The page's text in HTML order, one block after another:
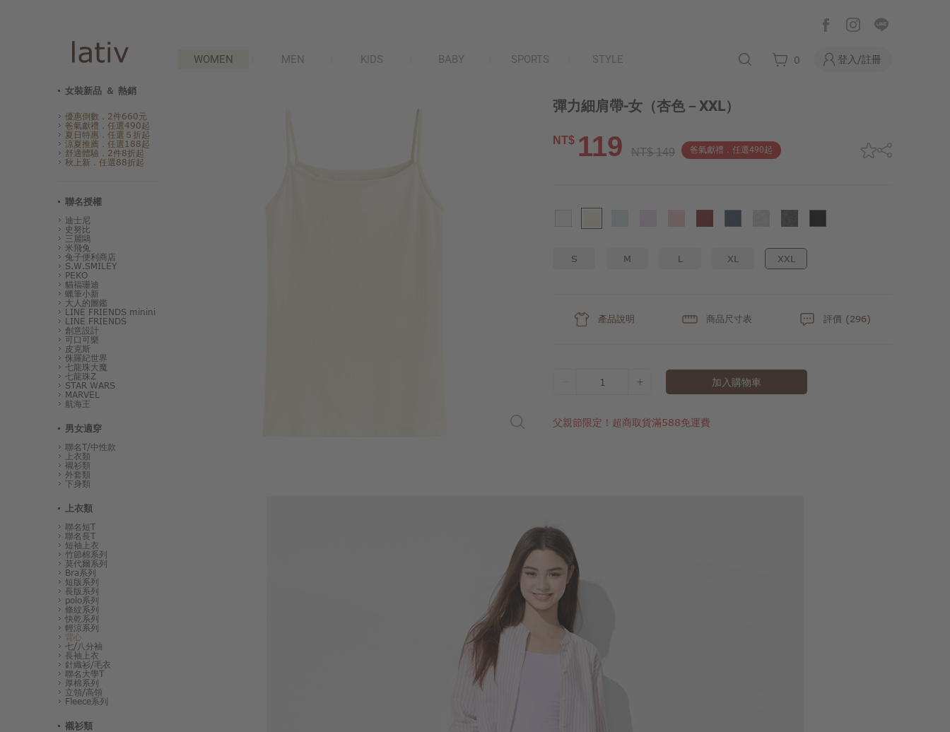
WOMEN MEN KIDS BABY SPORTS STYLE 0 登入/註冊
女裝新品 ＆ 熱銷
優惠倒數．2件660元
爸氣獻禮．任選490起
夏日特惠．任選５折起
涼夏推薦．任選188起
舒適體驗．2件8折起
秋上新．任選88折起
聯名授權
迪士尼
史努比
三麗鷗
米飛兔
兔子便利商店
S.W.SMILEY
PEKO
貓福珊迪
蠟筆小新
大人的圖鑑
LINE FRIENDS minini
LINE FRIENDS
創意設計
可口可樂
皮克斯
侏羅紀世界
七龍珠大魔
七龍珠Z
STAR WARS
MARVEL
航海王
男女適穿
聯名T/中性款
上衣類
襯衫類
外套類
下身類
上衣類
聯名短T
聯名長T
短袖上衣
竹節棉系列
莫代爾系列
Bra系列
短版系列
長版系列
polo系列
條紋系列
快乾系列
輕涼系列
背心
七/八分袖
長袖上衣
針織衫/毛衣
聯名大學T
厚棉系列
立領/高領
Fleece系列
襯衫類
彈力細肩帶-女 （杏色－XXL）
NT$ 119 NT$ 149 爸氣獻禮．任選490起
S M L XL XXL
產品說明 商品尺寸表 評價 (296)
1 加入購物車
父親節限定！超商取貨滿588免運費
450